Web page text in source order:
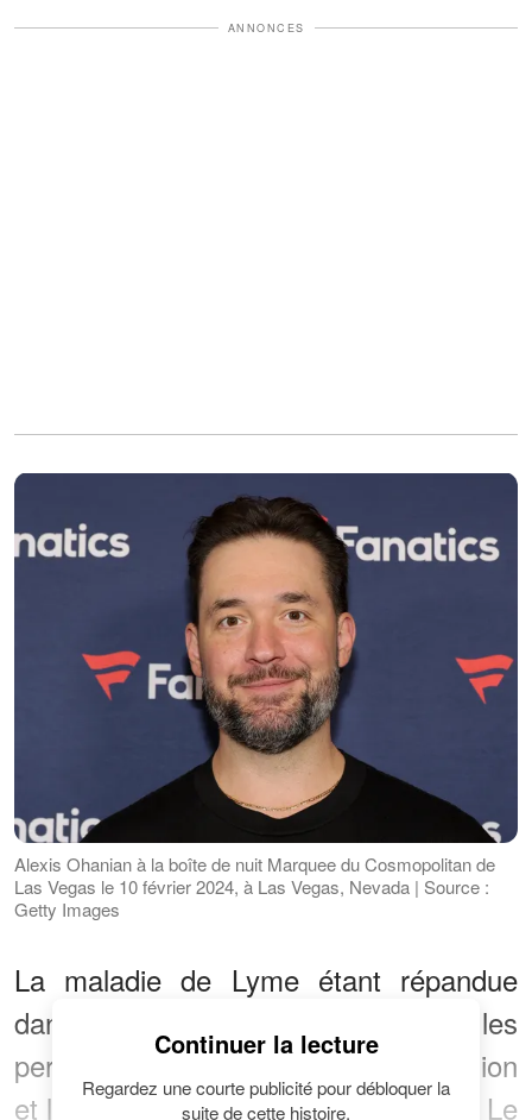
ANNONCES
Alexis Ohanian à la boîte de nuit Marquee du Cosmopolitan de
Las Vegas le 10 février 2024, à Las Vegas, Nevada | Source :
Getty Images
La maladie de Lyme étant répandue
dans les zones fréquentées par les
personnes fortunées, la compréhension
et la prévention deviennent cruciales. Le
Continuer la lecture
Regardez une courte publicité pour débloquer la
suite de cette histoire.